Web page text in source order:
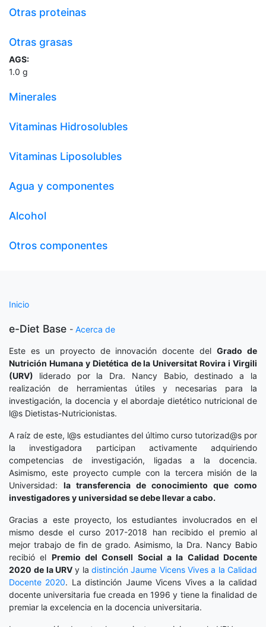
Otras proteinas
Otras grasas
AGS:
1.0 g
Minerales
Vitaminas Hidrosolubles
Vitaminas Liposolubles
Agua y componentes
Alcohol
Otros componentes
Inicio
e-Diet Base - Acerca de
Este es un proyecto de innovación docente delGrado de
Nutrición Humana y Dietética de la Universitat Rovira i Virgili
(URV) liderado por la Dra. Nancy Babio, destinado a la
realización de herramientas útiles y necesarias para la
investigación, la docencia y el abordaje dietético nutricional de
l@s Dietistas-Nutricionistas.
A raíz de este, l@s estudiantes del último curso tutorizad@s por
la investigadora participan activamente adquiriendo
competencias de investigación, ligadas a la docencia.
Asimismo, este proyecto cumple con la tercera misión de la
Universidad: la transferencia de conocimiento que como
investigadores y universidad se debe llevar a cabo.
Gracias a este proyecto, los estudiantes involucrados en el
mismo desde el curso 2017-2018 han recibido el premio al
mejor trabajo de fin de grado. Asimismo, la Dra. Nancy Babio
recibió el Premio del Consell Social a la Calidad Docente
2020 de la URV y ladistinción Jaume Vicens Vives a la Calidad
Docente 2020. La distinción Jaume Vicens Vives a la calidad
docente universitaria fue creada en 1996 y tiene la finalidad de
premiar la excelencia en la docencia universitaria.